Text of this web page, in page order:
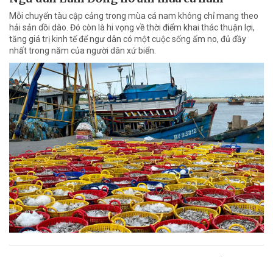
Mỗi chuyến tàu cập cảng trong mùa cá nam không chỉ mang theo
hải sản dồi dào. Đó còn là hi vọng về thời điểm khai thác thuận lợi,
tăng giá trị kinh tế để ngư dân có một cuộc sống ấm no, đủ đầy
nhất trong năm của người dân xứ biển.